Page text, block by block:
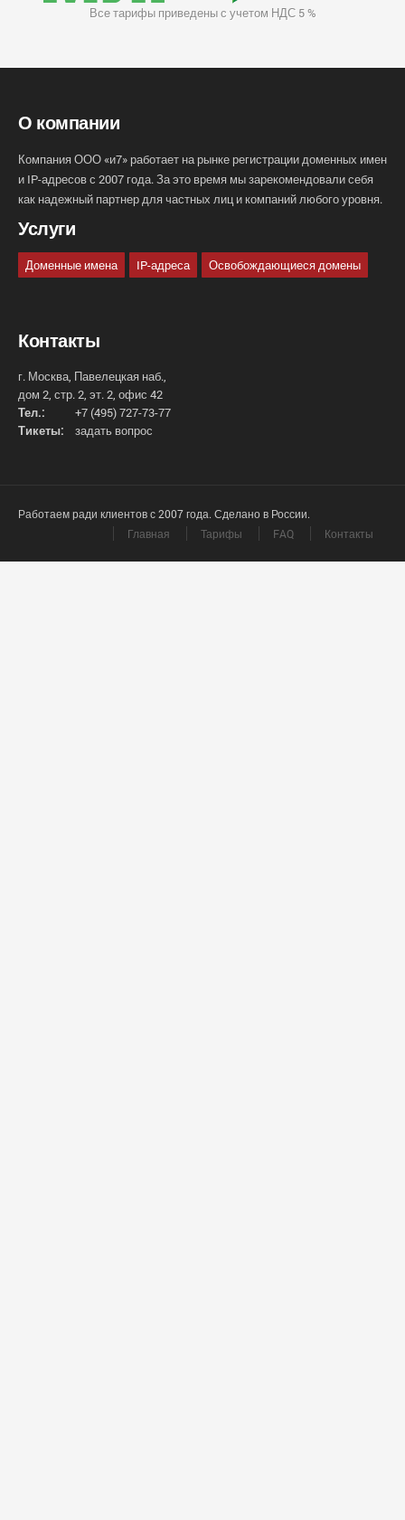
Все тарифы приведены с учетом НДС 5 %
О компании
Компания ООО «и7» работает на рынке регистрации доменных имен
и IP-адресов с 2007 года. За это время мы зарекомендовали себя
как надежный партнер для частных лиц и компаний любого уровня.
Услуги
Доменные имена IP-адреса Освобождающиеся домены
Контакты
г. Москва, Павелецкая наб.,
дом 2, стр. 2, эт. 2, офис 42
Тел.:
+7 (495) 727-73-77
Тикеты:
задать вопрос
Работаем ради клиентов с 2007 года. Сделано в России.
Главная
Тарифы FAQ Контакты